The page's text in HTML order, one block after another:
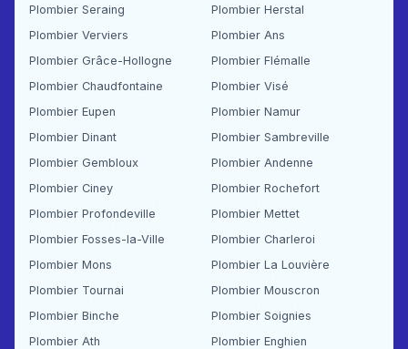
Plombier Seraing
Plombier Herstal
Plombier Verviers
Plombier Ans
Plombier Grâce-Hollogne
Plombier Flémalle
Plombier Chaudfontaine
Plombier Visé
Plombier Eupen
Plombier Namur
Plombier Dinant
Plombier Sambreville
Plombier Gembloux
Plombier Andenne
Plombier Ciney
Plombier Rochefort
Plombier Profondeville
Plombier Mettet
Plombier Fosses-la-Ville
Plombier Charleroi
Plombier Mons
Plombier La Louvière
Plombier Tournai
Plombier Mouscron
Plombier Binche
Plombier Soignies
Plombier Ath
Plombier Enghien